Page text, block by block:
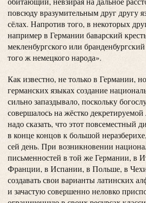
повсюду вразумительным друг другу
сёлах. Напротив того, в некоторых
например в Германии баварский
мекленбургского или
того ж немецкого народа».
Как известно, не только в Германии,
германских языках создание
сильно запаздывало, поскольку
совершалось на жёстко
надо сказать, что этот повсеместный
в конце концов к большой
сей день. При возникновении
письменностей в той же Германии, в
Франции, в Испании, в Польше, в
создавать свои варианты латинских
и зачастую совершенно неловко